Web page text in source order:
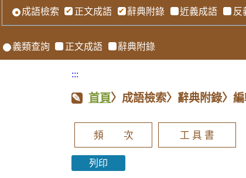
成語檢索
正文成語 辭典附錄 近義成語 反
義類查詢 正文成語 辭典附錄
:::
首頁〉成語檢索〉辭典附錄〉編
頻 次 工 具 書
列印